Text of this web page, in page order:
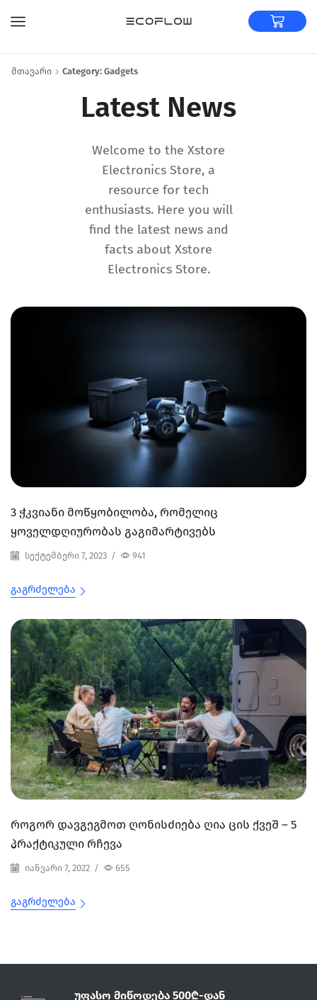
Მთავარი Category: Gadgets
Latest News
Welcome to the Xstore
Electronics Store, a
resource for tech
enthusiasts. Here you will
find the latest news and
facts about Xstore
Electronics Store.
3 ჭკვიანი მოწყობილობა, რომელიც
ყოველდღიურობას გაგიმარტივებს
სექტემბერი 7, 2023 / 941
Გაგრძელება
როგორ დავგეგმოთ ღონისძიება ღია ცის ქვეშ – 5
პრაქტიკული რჩევა
იანვარი 7, 2022 / 655
Გაგრძელება
უფასო მიწოდება 500₾-დან